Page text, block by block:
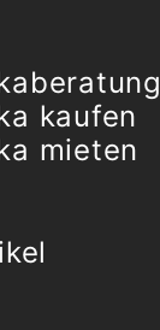
kaufen
mieten